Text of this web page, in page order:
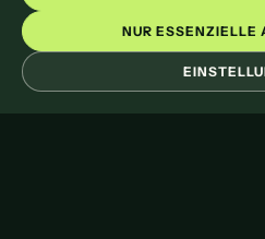
LEGAL
Impressum
Datenschutz
NUR ESSENZIELLE